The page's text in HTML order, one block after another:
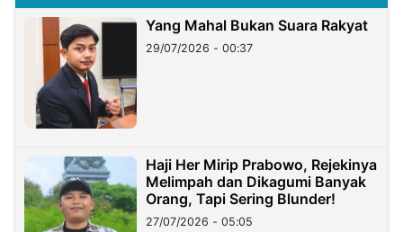
Yang Mahal Bukan Suara Rakyat
29/07/2026 - 00:37
Haji Her Mirip Prabowo, Rejekinya
Melimpah dan Dikagumi Banyak
Orang, Tapi Sering Blunder!
27/07/2026 - 05:05